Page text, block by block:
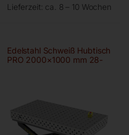
Lieferzeit: ca. 8 – 10 Wochen
Edelstahl Schweiß Hubtisch
PRO 2000×1000 mm 28-